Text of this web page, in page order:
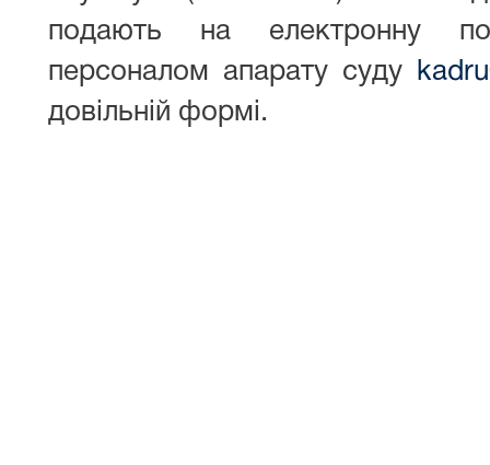
подають на електронну
персоналом апарату суду
довільній формі.